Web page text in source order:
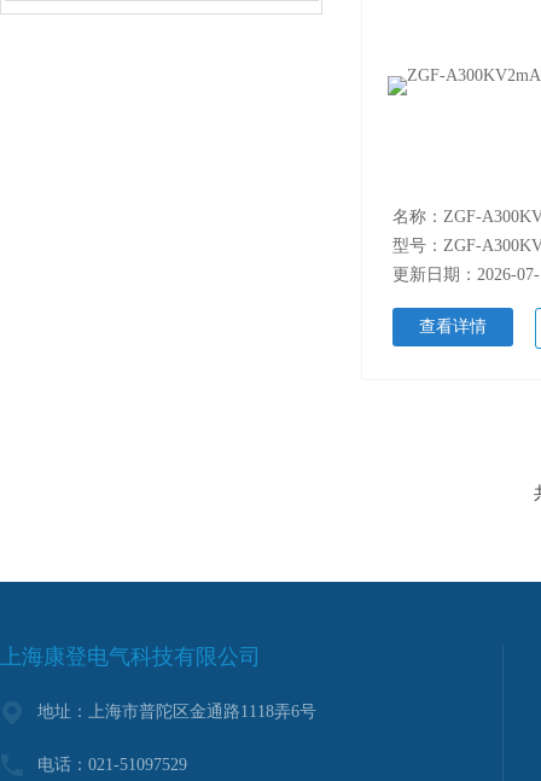
型号：ZGF-
更新日期：2026-
查看详情
上海康登电气科技有限公司
地址：上海市普陀区金通路1118弄6号
电话：021-51097529